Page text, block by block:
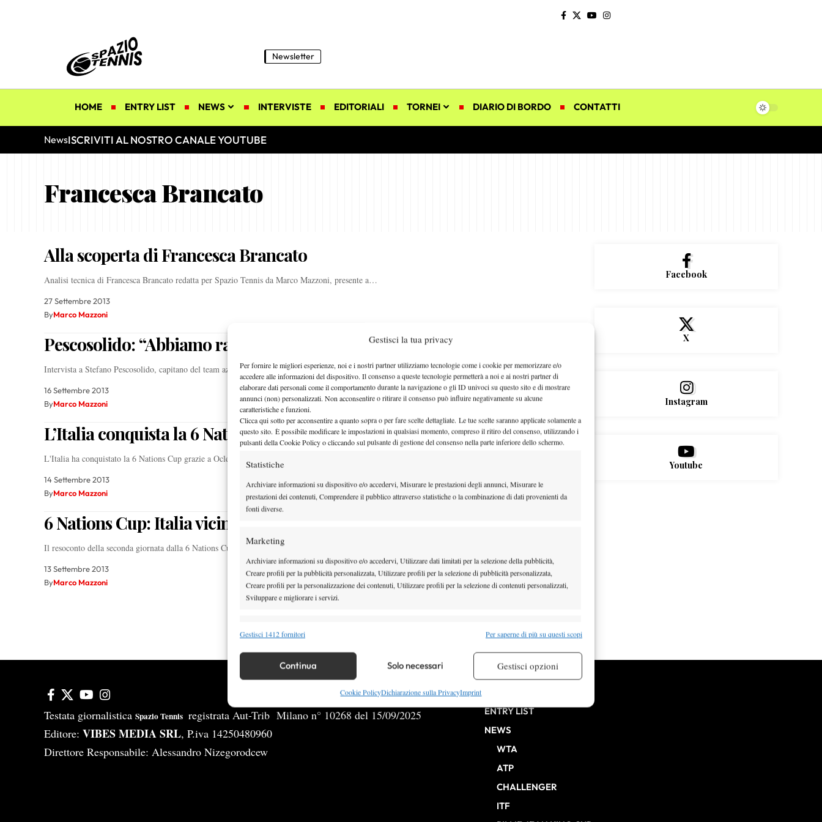
Gestisci la tua privacy
Per fornire le migliori esperienze, noi e i nostri partner utilizziamo tecnologie come i cookie per memorizzare e/o
accedere alle informazioni del dispositivo. Il consenso a queste tecnologie permetterà a noi e ai nostri partner di
elaborare dati personali come il comportamento durante la navigazione o gli ID univoci su questo sito e di mostrare
annunci (non) personalizzati. Non acconsentire o ritirare il consenso può influire negativamente su alcune
caratteristiche e funzioni.
Clicca qui sotto per acconsentire a quanto sopra o per fare scelte dettagliate. Le tue scelte saranno applicate solamente a
questo sito. È possibile modificare le impostazioni in qualsiasi momento, compreso il ritiro del consenso, utilizzando i
pulsanti della Cookie Policy o cliccando sul pulsante di gestione del consenso nella parte inferiore dello schermo.
Statistiche
Archiviare informazioni su dispositivo e/o accedervi, Misurare le prestazioni degli annunci, Misurare le
prestazioni dei contenuti, Comprendere il pubblico attraverso statistiche o la combinazione di dati provenienti da
fonti diverse.
Marketing
Archiviare informazioni su dispositivo e/o accedervi, Utilizzare dati limitati per la selezione della pubblicità,
Creare profili per la pubblicità personalizzata, Utilizzare profili per la selezione di pubblicità personalizzata,
Creare profili per la personalizzazione dei contenuti, Utilizzare profili per la selezione di contenuti personalizzati,
Sviluppare e migliorare i servizi.
Funzionalità
Identificare i dispositivi in base alle informazioni trasmesse automaticamente.
Garantire la sicurezza, prevenire e rilevare frodi, correggere errori,
Erogare e presentare pubblicità e contenuto, Salvare e comunicare le
Sempre attivo
Gestisci 1412 fornitori Per saperne di più su questi scopi
Continua Solo necessari Gestisci opzioni
Cookie PolicyDichiarazione sulla PrivacyImprint
Newsletter
HOME ENTRY LIST NEWS INTERVISTE EDITORIALI TORNEI DIARIO DI BORDO CONTATTI
NewsISCRIVITI AL NOSTRO CANALE YOUTUBE
Francesca Brancato
Alla scoperta di Francesca Brancato
Analisi tecnica di Francesca Brancato redatta per Spazio Tennis da Marco Mazzoni, presente a…
27 Settembre 2013
ByMarco Mazzoni
Pescosolido: “Abbiamo ragazzi di qualità”
Intervista a Stefano Pescosolido, capitano del team azzurro alla 6 Nations Tennis Cup disputata…
16 Settembre 2013
ByMarco Mazzoni
L’Italia conquista la 6 Nations Cup
L'Italia ha conquistato la 6 Nations Cup grazie a Ocleppo, Reitano, Brancato e Chinellato
14 Settembre 2013
ByMarco Mazzoni
6 Nations Cup: Italia vicina alla vittoria
Il resoconto della seconda giornata dalla 6 Nations Cup. Molto bene gli azzurrini
13 Settembre 2013
ByMarco Mazzoni
Facebook
X
Instagram
Youtube
Testata giornalistica Spazio Tennis registrata Aut-Trib Milano n° 10268 del 15/09/2025
Editore: VIBES MEDIA SRL, P.iva 14250480960
Direttore Responsabile: Alessandro Nizegorodcew
ENTRY LIST
NEWS
WTA
ATP
CHALLENGER
ITF